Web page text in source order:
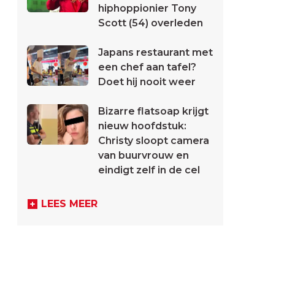
hiphoppionier Tony
Scott (54) overleden
Japans restaurant met
een chef aan tafel?
Doet hij nooit weer
Bizarre flatsoap krijgt
nieuw hoofdstuk:
Christy sloopt camera
van buurvrouw en
eindigt zelf in de cel
LEES MEER